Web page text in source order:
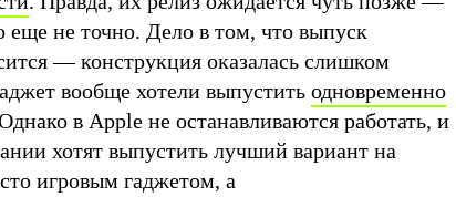
еще не точно. Дело в том, что выпуск
— конструкция оказалась слишком
вообще хотели выпустить одновременно
в Apple не останавливаются работать, и
хотят выпустить лучший вариант на
игровым гаджетом, а